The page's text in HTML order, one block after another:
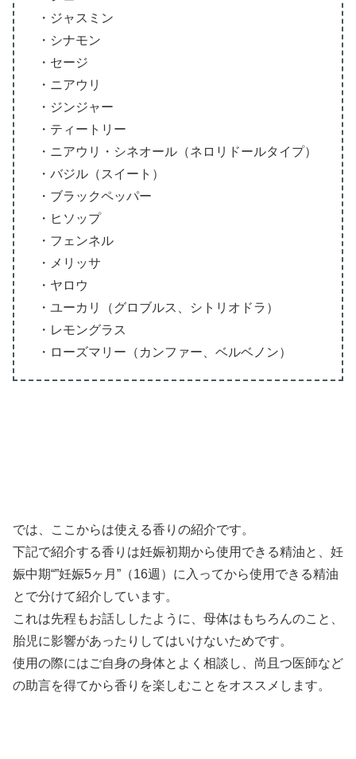
・ジャスミン
・シナモン
・セージ
・ニアウリ
・ジンジャー
・ティートリー
・ニアウリ・シネオール（ネロリドールタイプ）
・バジル（スイート）
・ブラックペッパー
・ヒソップ
・フェンネル
・メリッサ
・ヤロウ
・ユーカリ（グロブルス、シトリオドラ）
・レモングラス
・ローズマリー（カンファー、ベルベノン）
では、ここからは使える香りの紹介です。
下記で紹介する香りは妊娠初期から使用できる精油と、妊
娠中期“”妊娠5ヶ月”（16週）に入ってから使用できる精油
とで分けて紹介しています。
これは先程もお話ししたように、母体はもちろんのこと、
胎児に影響があったりしてはいけないためです。
使用の際にはご自身の身体とよく相談し、尚且つ医師など
の助言を得てから香りを楽しむことをオススメします。